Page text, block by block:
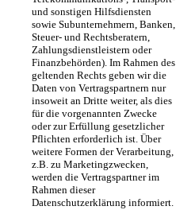
und sonstigen Hilfsdiensten
sowie Subunternehmern, Banken,
Steuer- und Rechtsberatern,
Zahlungsdienstleistern oder
Finanzbehörden). Im Rahmen des
geltenden Rechts geben wir die
Daten von Vertragspartnern nur
insoweit an Dritte weiter, als dies
für die vorgenannten Zwecke
oder zur Erfüllung gesetzlicher
Pflichten erforderlich ist. Über
weitere Formen der Verarbeitung,
z.B. zu Marketingzwecken,
werden die Vertragspartner im
Rahmen dieser
Datenschutzerklärung informiert.